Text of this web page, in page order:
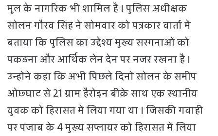
मूल के नागरिक भी शामिल हैं । पुलिस अधीक्षक
सोलन गौरव सिंह ने सोमवार को पत्रकार वार्ता में
बताया कि पुलिस का उद्देश्य मुख्य सरगनाओं को
पकड़ना और आर्थिक लेन देन पर नजर रखना है ।
उन्होंने कहा कि अभी पिछले दिनों सोलन के समीप
ओछ्घाट से 21 ग्राम हैरोइन बीके साथ एक स्थानीय
युवक को हिरासत में लिया गया था । जिसकी गवाही
पर पंजाब के 4 मुख्य सप्लायर को हिरासत में लिया